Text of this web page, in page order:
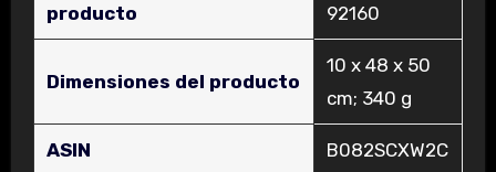
producto
92160
Dimensiones del producto
‎10 x 48 x 50
cm; 340 g
ASIN ‎B082SCXW2C